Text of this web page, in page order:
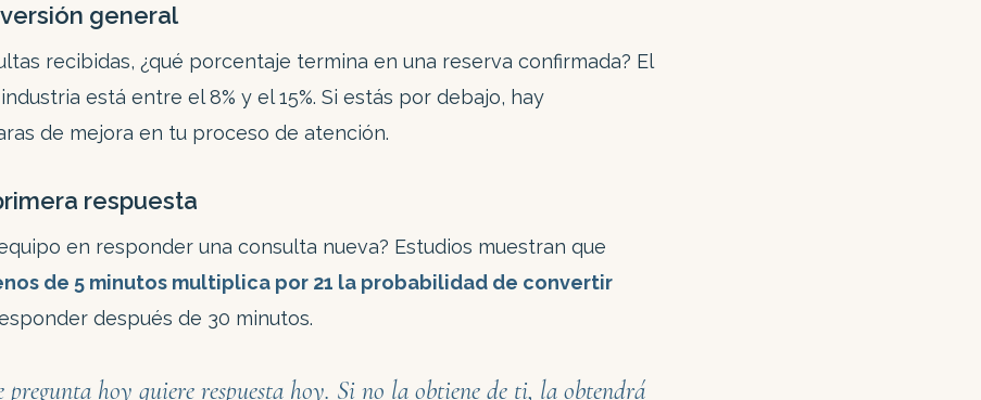
general
recibidas, ¿qué porcentaje termina en una reserva confirmada? El
está entre el 8% y el 15%. Si estás por debajo, hay
de mejora en tu proceso de atención.
respuesta
en responder una consulta nueva? Estudios muestran que
de 5 minutos multiplica por 21 la probabilidad de convertir
después de 30 minutos.
pregunta hoy quiere respuesta hoy. Si no la obtiene de ti, la obtendrá